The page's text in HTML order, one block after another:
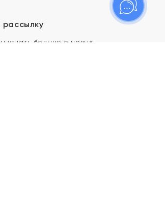
узнать больше о новых